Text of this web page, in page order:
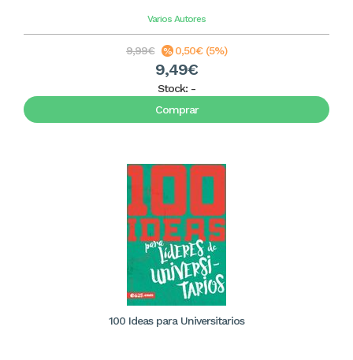
Varios Autores
9,99€ 0,50€ (5%)
9,49€
Stock: -
Comprar
100 Ideas para Universitarios